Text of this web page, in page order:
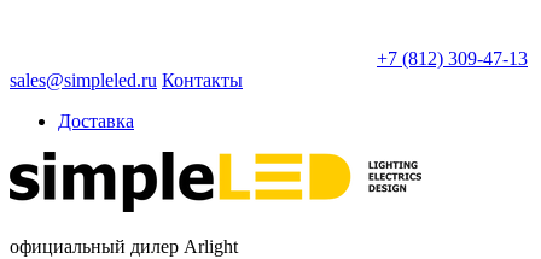
+7 (812) 309-47-13
sales@simpleled.ru Контакты
Доставка
официальный дилер Arlight